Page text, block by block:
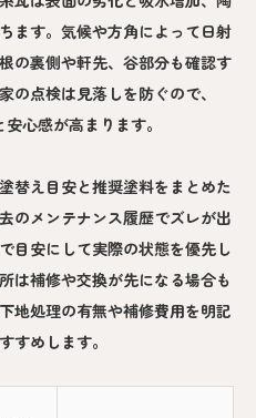
ます。気候や方角によって日射
の裏側や軒先、谷部分も確認す
の点検は見落しを防ぐので、
心感が高まります。
替え目安と推奨塗料をまとめた
のメンテナンス履歴でズレが出
目安にして実際の状態を優先し
は補修や交換が先になる場合も
地処理の有無や補修費用を明記
すめします。